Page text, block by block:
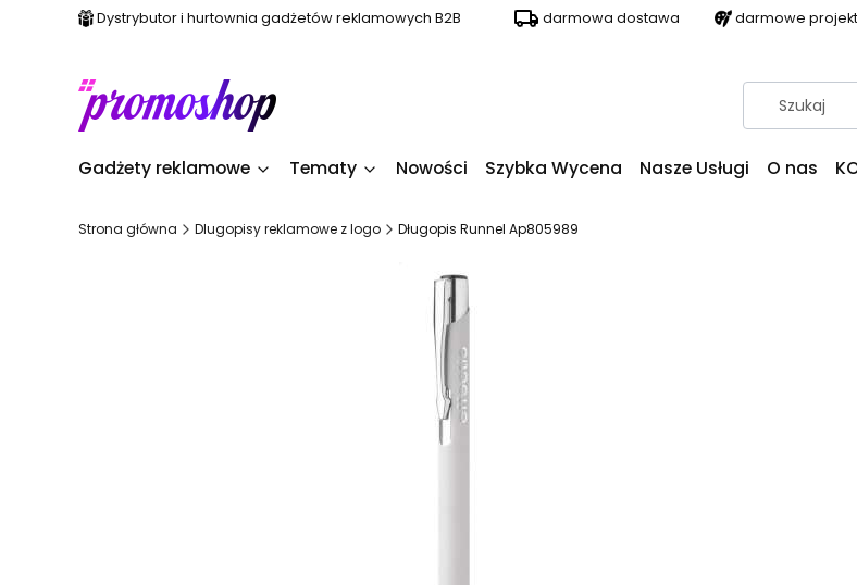
Dystrybutor i hurtownia gadżetów reklamowych B2B darmowa dostawa darmowe
Gadżety reklamowe Tematy Nowości Szybka Wycena Nasze Usługi O nas
Strona główna Dlugopisy reklamowe z logo Długopis Runnel Ap805989